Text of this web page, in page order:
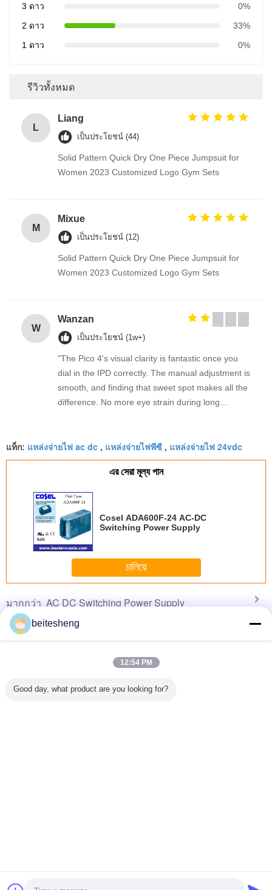
3 ดาว
0%
2 ดาว
33%
1 ดาว
0%
รีวิวทั้งหมด
L
Liang
เป็นประโยชน์ (44)
Solid Pattern Quick Dry One Piece Jumpsuit for
Women 2023 Customized Logo Gym Sets
M
Mixue
เป็นประโยชน์ (12)
Solid Pattern Quick Dry One Piece Jumpsuit for
Women 2023 Customized Logo Gym Sets
W
Wanzan
เป็นประโยชน์ (1w+)
"The Pico 4's visual clarity is fantastic once you
dial in the IPD correctly. The manual adjustment is
smooth, and finding that sweet spot makes all the
difference. No more eye strain during long
fantastic once you dial in the IPD correctly. The
manual adjustment is smooth, and finding that
sweet spot makes all the difference. No more eye
taking the time to set it up properly!""The Pico 4's
visual clarity is fantastic once you dial in the IPD
correctly. The manual adjustment is smooth, and
finding that sweet spot makes all the difference.
No more eye strain during long sessions. Highly
recommend taking the time to set it up
once you dial in the IPD correctly. The manual
adjustment is smooth, and finding that sweet spot
แท็ก: แหล่งจ่ายไฟ ac dc , แหล่งจ่ายไฟพีซี , แหล่งจ่ายไฟ 24vdc
এর সেরা মূল্য পান
Cosel ADA600F-24 AC-DC
Switching Power Supply
চালিয়ে
มากกว่า AC DC Switching Power Supply
ไมโครซิม Adaptor
เตอร์สำหรับ
beitesheng
12:54 PM
Good day, what product are you looking for?